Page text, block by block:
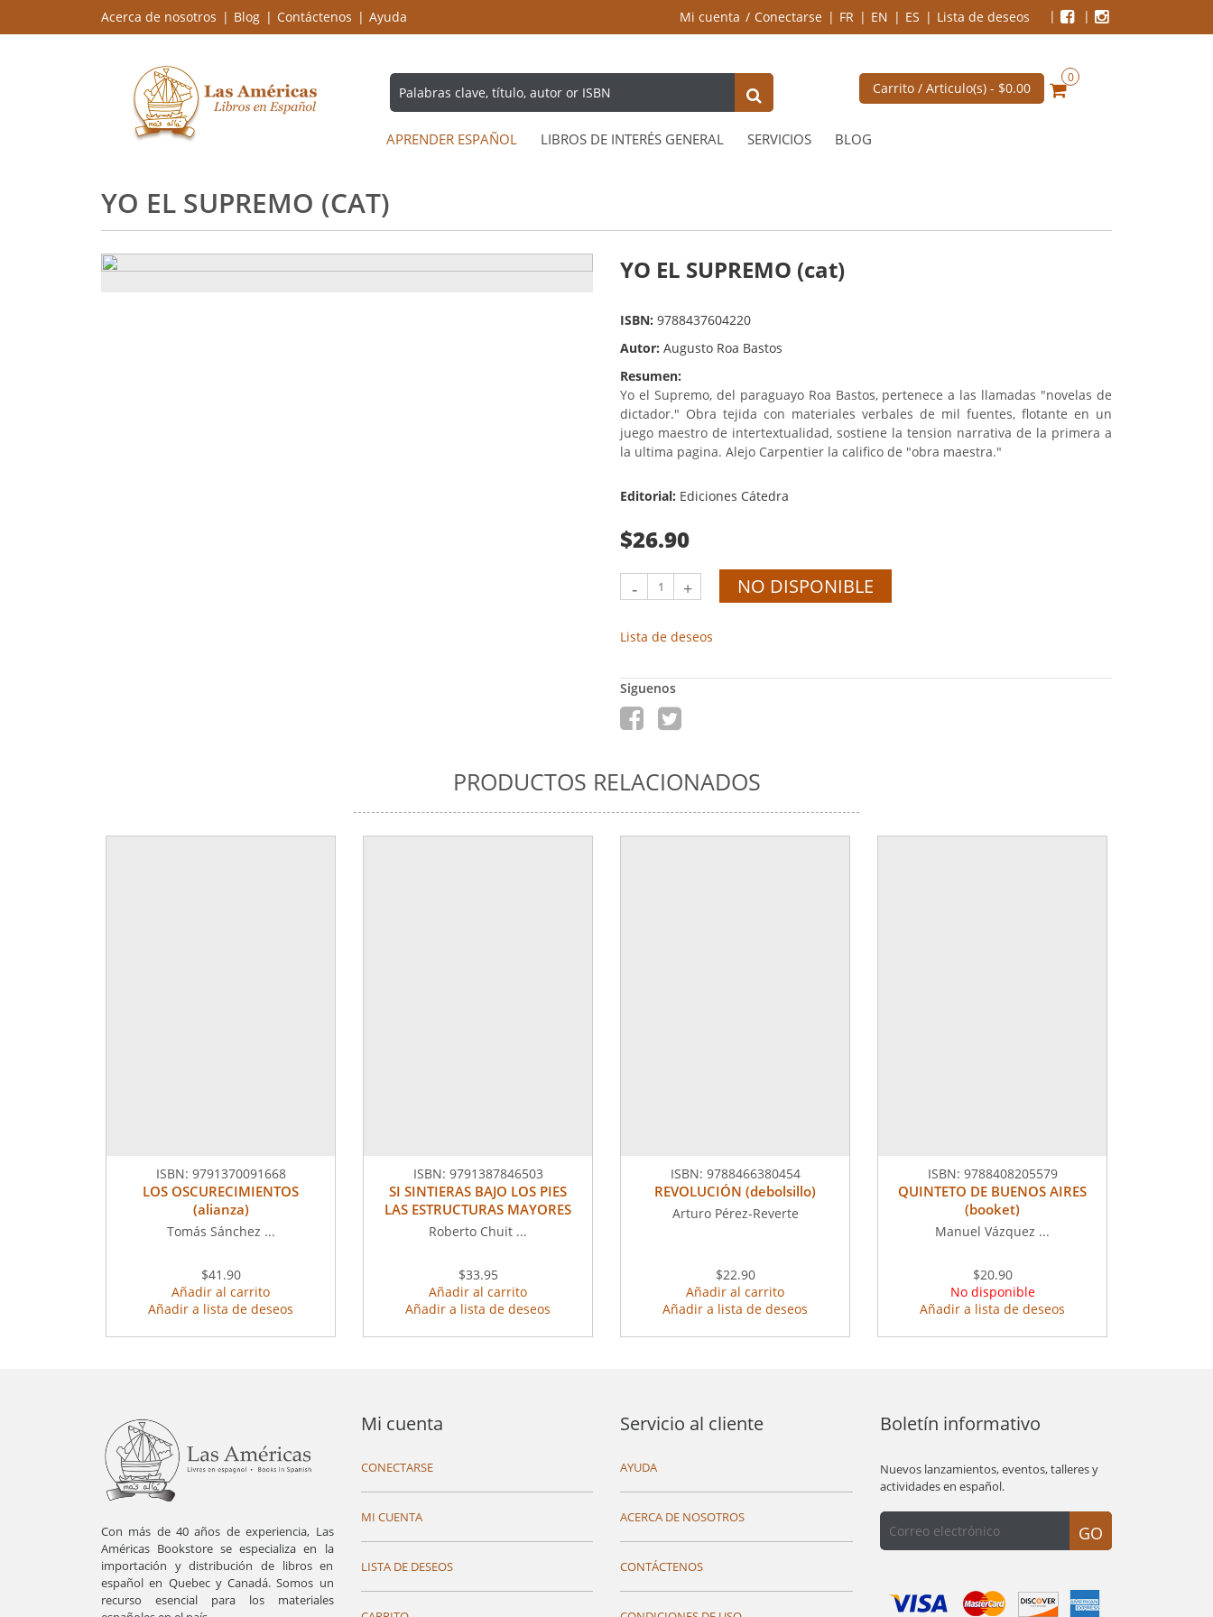
Acerca de nosotros Blog Contáctenos Ayuda Mi cuenta Conectarse FR EN ES Lista de deseos
Carrito / Articulo(s) - $0.00
0
APRENDER ESPAÑOL LIBROS DE INTERÉS GENERAL SERVICIOS BLOG
YO EL SUPREMO (CAT)
YO EL SUPREMO (cat)
ISBN: 9788437604220
Autor: Augusto Roa Bastos
Resumen:
Yo el Supremo, del paraguayo Roa Bastos, pertenece a las llamadas "novelas de
dictador." Obra tejida con materiales verbales de mil fuentes, flotante en un
juego maestro de intertextualidad, sostiene la tension narrativa de la primera a
la ultima pagina. Alejo Carpentier la califico de "obra maestra."
Editorial: Ediciones Cátedra
$26.90
- + NO DISPONIBLE
Lista de deseos
Siguenos
PRODUCTOS RELACIONADOS
ISBN: 9791370091668
LOS OSCURECIMIENTOS
(alianza)
Tomás Sánchez ...
$41.90
Añadir al carrito
Añadir a lista de deseos
ISBN: 9791387846503
SI SINTIERAS BAJO LOS PIES
LAS ESTRUCTURAS MAYORES
Roberto Chuit ...
$33.95
Añadir al carrito
Añadir a lista de deseos
ISBN: 9788466380454
REVOLUCIÓN (debolsillo)
Arturo Pérez-Reverte
$22.90
Añadir al carrito
Añadir a lista de deseos
ISBN: 9788408205579
QUINTETO DE BUENOS AIRES
(booket)
Manuel Vázquez ...
$20.90
No disponible
Añadir a lista de deseos
Con más de 40 años de experiencia, Las
Américas Bookstore se especializa en la
importación y distribución de libros en
español en Quebec y Canadá. Somos un
recurso esencial para los materiales
Mi cuenta
CONECTARSE
MI CUENTA
LISTA DE DESEOS
Servicio al cliente
AYUDA
ACERCA DE NOSOTROS
CONTÁCTENOS
Boletín informativo
Nuevos lanzamientos, eventos, talleres y
actividades en español.
GO